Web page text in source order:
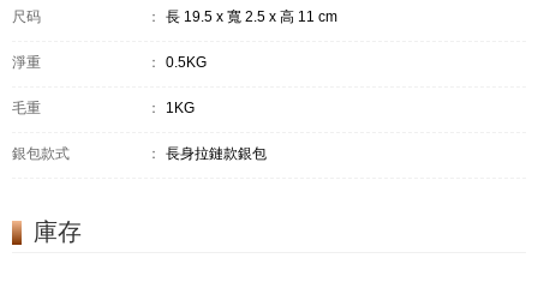
尺码 ： 長 19.5 x 寬 2.5 x 高 11 cm
淨重 ： 0.5KG
毛重 ： 1KG
銀包款式 ： 長身拉鏈款銀包
庫存